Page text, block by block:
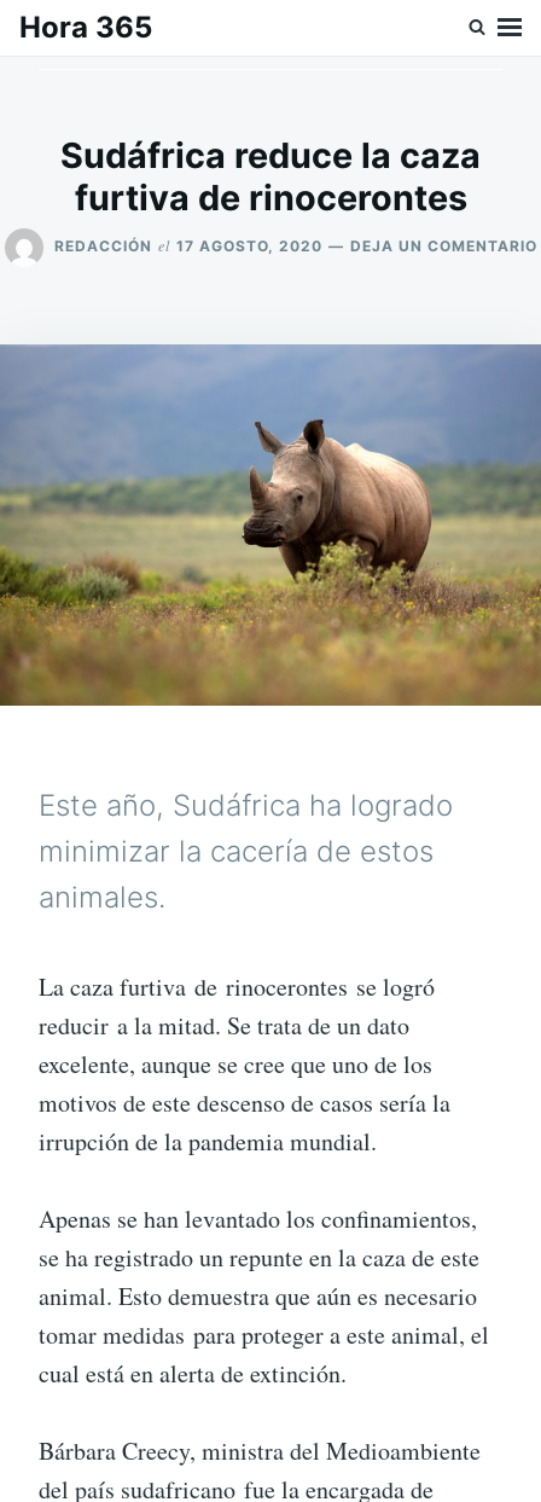
SaltarBuscar:
Hora 365
Sudáfrica reduce la caza
furtiva de rinocerontes
REDACCIÓN el 17 AGOSTO, 2020 DEJA UN COMENTARIO
Este año, Sudáfrica ha logrado
minimizar la cacería de estos
animales.
La caza furtiva de rinocerontes se logró
reducir a la mitad. Se trata de un dato
excelente, aunque se cree que uno de los
motivos de este descenso de casos sería la
irrupción de la pandemia mundial.
Apenas se han levantado los confinamientos,
se ha registrado un repunte en la caza de este
animal. Esto demuestra que aún es necesario
tomar medidas para proteger a este animal, el
cual está en alerta de extinción.
Bárbara Creecy, ministra del Medioambiente
del país sudafricano fue la encargada de